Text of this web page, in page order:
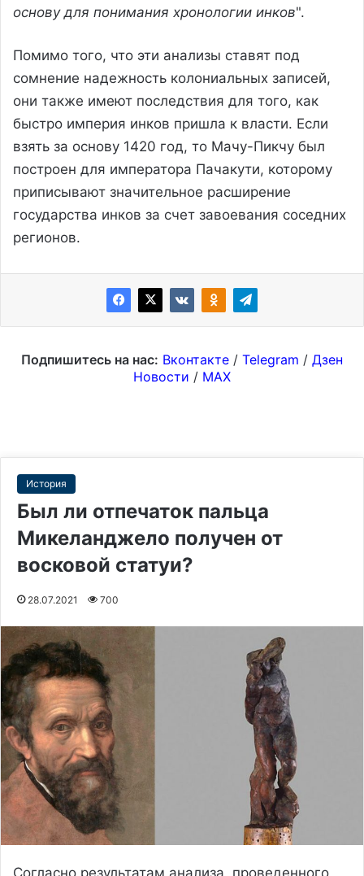
основу для понимания хронологии инков".
Помимо того, что эти анализы ставят под
сомнение надежность колониальных записей,
они также имеют последствия для того, как
быстро империя инков пришла к власти. Если
взять за основу 1420 год, то Мачу-Пикчу был
построен для императора Пачакути, которому
приписывают значительное расширение
государства инков за счет завоевания соседних
регионов.
Подпишитесь на нас: Вконтакте / Telegram / Дзен
Новости / MAX